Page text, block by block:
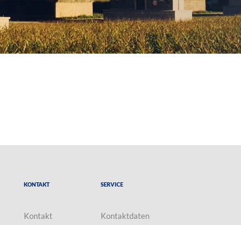
Kontakt
Kontakt
Service
Kontaktdaten